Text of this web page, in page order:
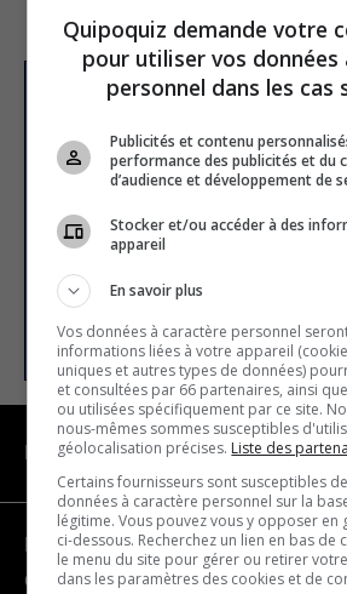
newsletter
Email address
SUBSCRIBE
NAVIGATION
Become a partner
Contact us
Quipoquiz demande votre
pour utiliser vos données
personnel dans les cas
Publicités et contenu
performance des publicités et du
d’audience et développement de
Stocker et/ou accéder à des
appareil
En savoir plus
Vos données à caractère personnel
informations liées à votre appareil
uniques et autres types de données)
et consultées par 66 partenaires, ainsi
ou utilisées spécifiquement par ce site.
nous-mêmes sommes susceptibles
géolocalisation précises. Liste des
Certains fournisseurs sont susceptibles
données à caractère personnel sur la
légitime. Vous pouvez vous y opposer en
ci-dessous. Recherchez un lien en bas de
le menu du site pour gérer ou retirer
dans les paramètres des cookies et de